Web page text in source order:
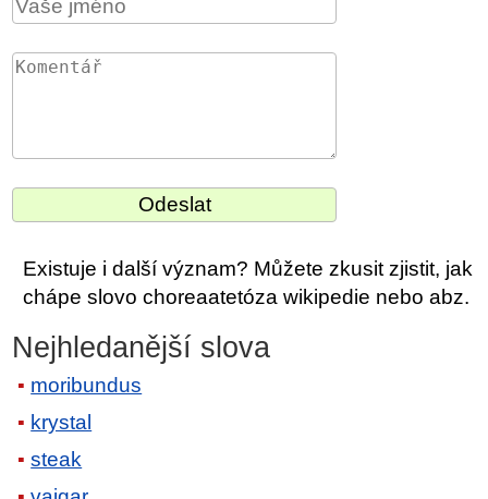
Existuje i další význam? Můžete zkusit zjistit, jak
chápe slovo choreaatetóza wikipedie nebo abz.
Nejhledanější slova
moribundus
krystal
steak